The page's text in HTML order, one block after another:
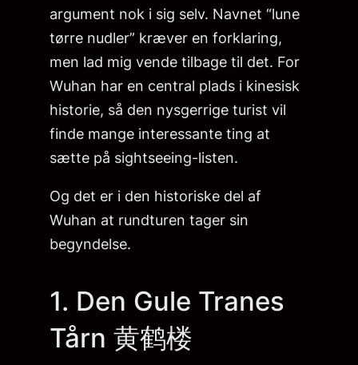
argument nok i sig selv. Navnet “lune
tørre nudler” kræver en forklaring,
men lad mig vende tilbage til det. For
Wuhan har en central plads i kinesisk
historie, så den nysgerrige turist vil
finde mange interessante ting at
sætte på sightseeing-listen.
Og det er i den historiske del af
Wuhan at rundturen tager sin
begyndelse.
1. Den Gule Tranes
Tårn 黄鹤楼